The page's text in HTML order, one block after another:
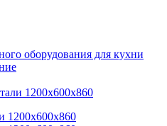
оборудования для кухни
1200х600х860